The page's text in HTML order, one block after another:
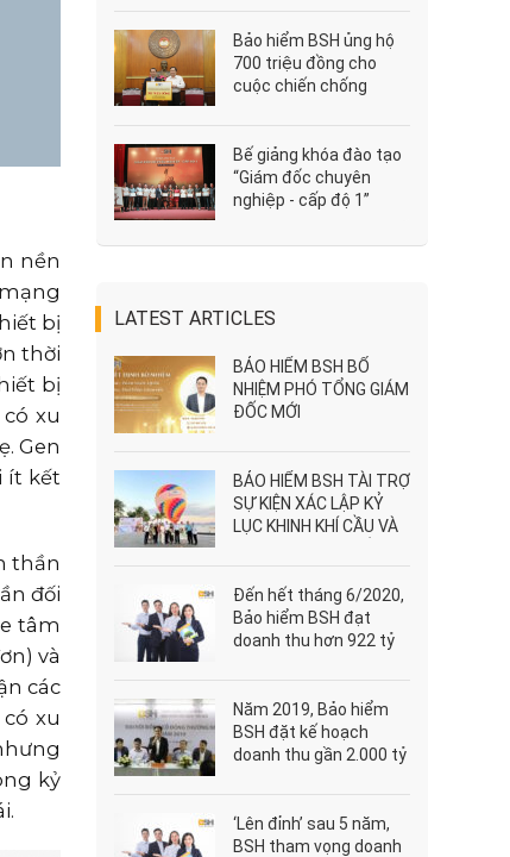
nền
bị
thời
bị
xu
Gen
ít kết
thần
đối
tâm
và
các
xu
kỷ
Bảo hiểm BSH ủng hộ
700 triệu đồng cho
cuộc chiến chống
Bế giảng khóa đào tạo
“Giám đốc chuyên
nghiệp - cấp độ 1”
LATEST ARTICLES
BẢO HIỂM BSH BỔ
NHIỆM PHÓ TỔNG GIÁM
ĐỐC MỚI
BẢO HIỂM BSH TÀI TRỢ
SỰ KIỆN XÁC LẬP KỶ
LỤC KHINH KHÍ CẦU VÀ
Đến hết tháng 6/2020,
Bảo hiểm BSH đạt
doanh thu hơn 922 tỷ
Năm 2019, Bảo hiểm
BSH đặt kế hoạch
doanh thu gần 2.000 tỷ
‘Lên đỉnh’ sau 5 năm,
BSH tham vọng doanh